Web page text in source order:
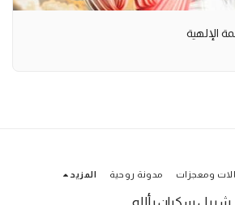
الإلهية
ومعجزات مدونة روحية المزيد